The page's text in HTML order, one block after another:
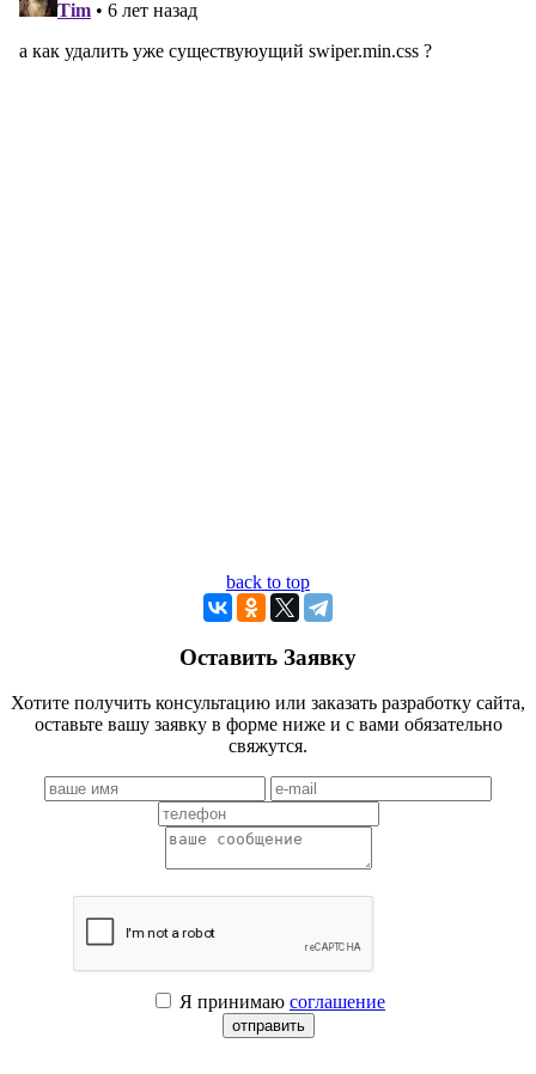
back to top
Оставить Заявку
Хотите получить консультацию или заказать разработку сайта,
оставьте вашу заявку в форме ниже и с вами обязательно
свяжутся.
Я принимаю соглашение